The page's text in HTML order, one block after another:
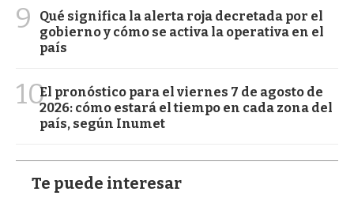
9
Qué significa la alerta roja decretada por el
gobierno y cómo se activa la operativa en el
país
10El pronóstico para el viernes 7 de agosto de
2026: cómo estará el tiempo en cada zona del
país, según Inumet
Te puede interesar